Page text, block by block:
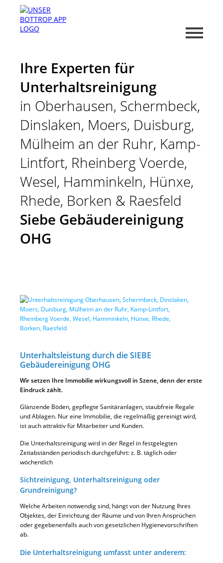
Ihre Experten für
Unterhaltsreinigung
in Oberhausen, Schermbeck,
Dinslaken, Moers, Duisburg,
Mülheim an der Ruhr, Kamp-
Lintfort, Rheinberg Voerde,
Wesel, Hamminkeln, Hünxe,
Rhede, Borken & Raesfeld
Siebe Gebäudereinigung
OHG
Unterhaltsleistung durch die SIEBE
Gebäudereinigung OHG
Wir setzen Ihre Immobilie wirkungsvoll in Szene, denn der erste
Eindruck zählt.
Glänzende Böden, gepflegte Sanitäranlagen, staubfreie Regale
und Ablagen. Nur eine Immobilie, die regelmäßig gereinigt wird,
ist auch attraktiv für Mitarbeiter und Kunden.
Die Unterhaltsreinigung wird in der Regel in festgelegten
Zeitabständen periodisch durchgeführt: z. B. täglich oder
wöchentlich
Sichtreinigung, Unterhaltsreinigung oder
Grundreinigung?
Welche Arbeiten notwendig sind, hängt von der Nutzung Ihres
Objektes, der Einrichtung der Räume und von Ihren Ansprüchen
oder gegebenenfalls auch von gesetzlichen Hygienevorschriften
ab.
Die Unterhaltsreinigung umfasst unter anderem: